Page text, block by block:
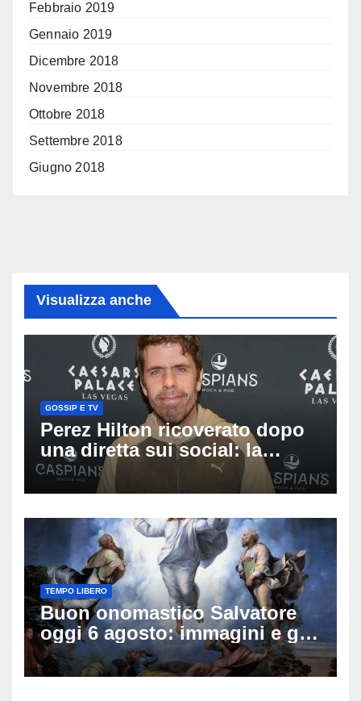
Febbraio 2019
Gennaio 2019
Dicembre 2018
Novembre 2018
Ottobre 2018
Settembre 2018
Giugno 2018
Visualizza anche
GOSSIP E TV
Perez Hilton ricoverato dopo
una diretta sui social: la
famiglia rompe il silenzio
sulle sue condizioni
TEMPO LIBERO
Buon onomastico Salvatore
oggi 6 agosto: immagini e gif
di auguri da condividere